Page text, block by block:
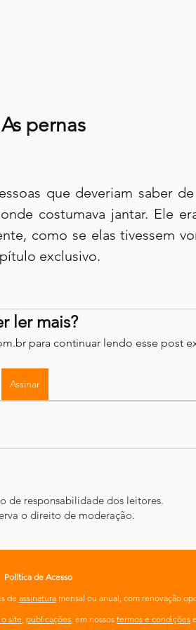
pernas
que deveriam saber
costumava jantar. Ele
como se elas tivessem
exclusivo.
ler mais?
para continuar lendo esse post
Assinar
de responsabilidade dos leitores.
o direito de moderação.
Política de Acesso
de assinaturamensal ou anual, com renovação
site, publicações, em nossos termos e condições